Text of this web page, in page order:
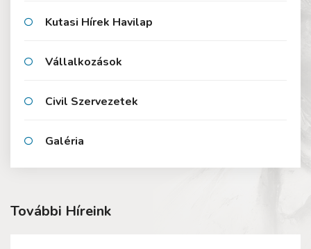
Kutasi Hírek Havilap
Vállalkozások
Civil Szervezetek
Galéria
További Híreink